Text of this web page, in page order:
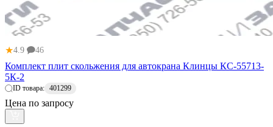
★4.9 46
Комплект плит скольжения для автокрана Клинцы КС-55713-
5К-2
ID товара: 401299
Цена по запросу